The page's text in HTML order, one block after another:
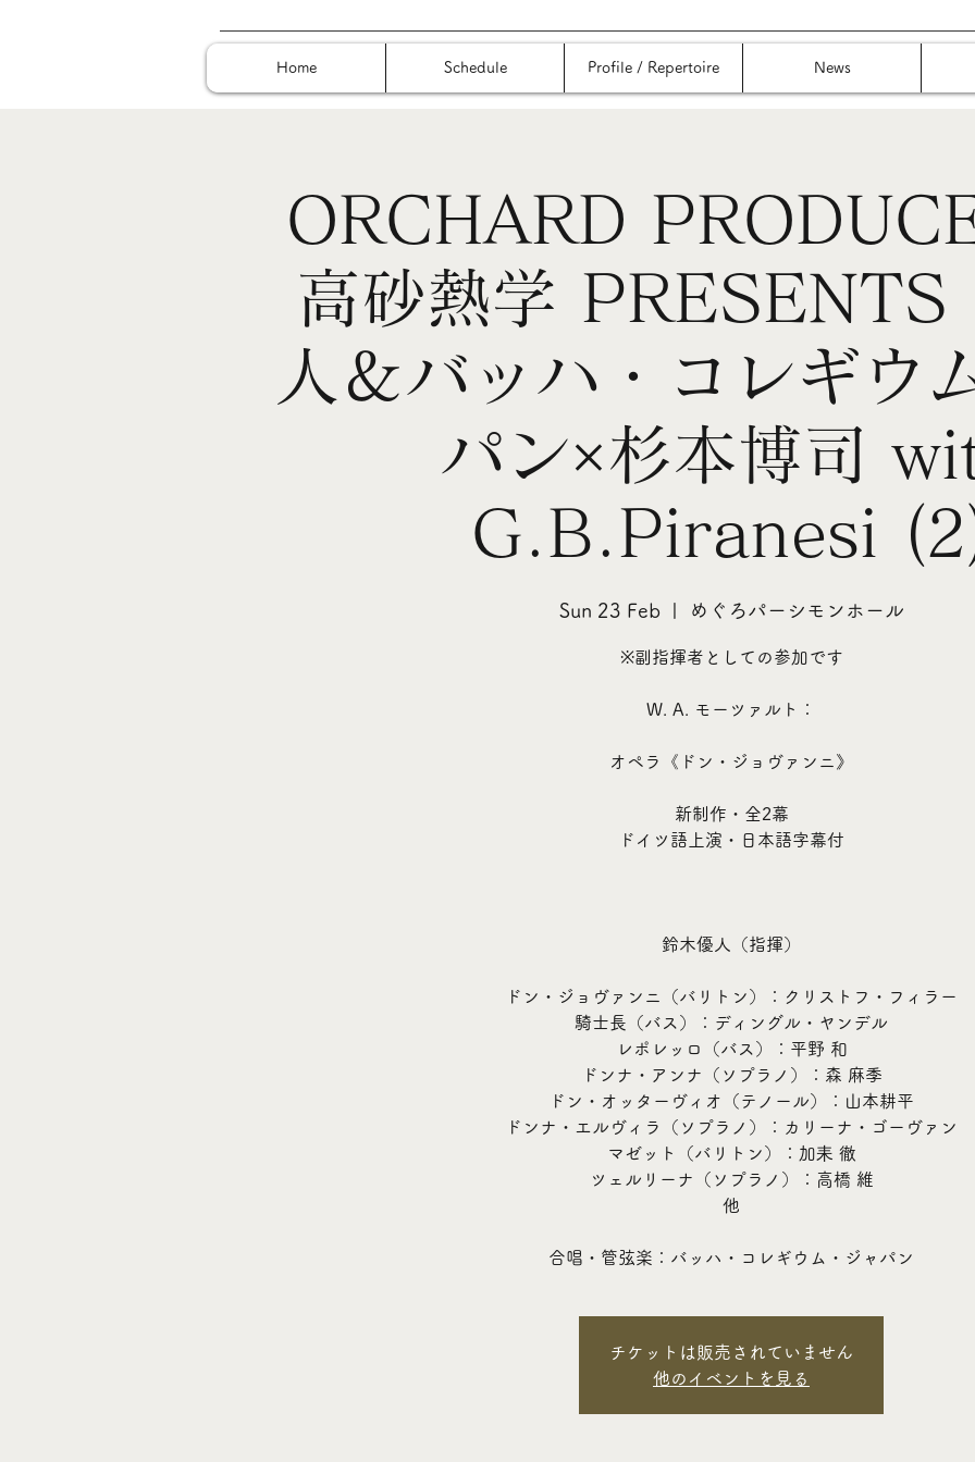
Home Schedule Profile / Repertoire News
ORCHARD
高砂熱学 PRESENTS
人＆バッハ・コレギウ
パン×杉本博司
G.B.Piranesi
Sun 23 Feb
  |
めぐろパーシモンホール
※副指揮者としての参加です
W. A. モーツァルト：
オペラ《ドン・ジョヴァンニ》
新制作・全2幕
ドイツ語上演・日本語字幕付
鈴木優人（指揮）
ドン・ジョヴァンニ（バリトン）：クリストフ・フィラー
騎士長（バス）：ディングル・ヤンデル
レポレッロ（バス）：平野 和
ドンナ・アンナ（ソプラノ）：森 麻季
ドン・オッターヴィオ（テノール）：山本耕平
ドンナ・エルヴィラ（ソプラノ）：カリーナ・ゴーヴァン
マゼット（バリトン）：加耒 徹
ツェルリーナ（ソプラノ）：高橋 維
他
合唱・管弦楽：バッハ・コレギウム・ジャパン
チケットは販売されていません
他のイベントを見る